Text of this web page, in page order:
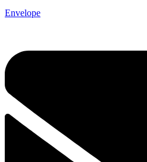
Envelope